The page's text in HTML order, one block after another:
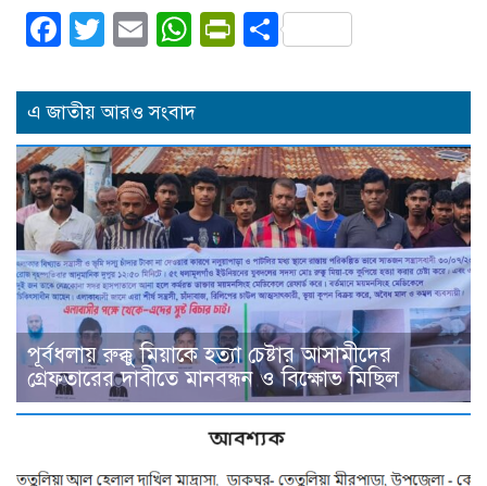
Facebook
Twitter
EmailWhatsApp
PrintFriendly
Share
এ জাতীয় আরও সংবাদ
পূর্বধলায় রুক্কু মিয়াকে হত্যা চেষ্টার আসামীদের
গ্রেফতারের দাবীতে মানবন্ধন ও বিক্ষোভ মিছিল